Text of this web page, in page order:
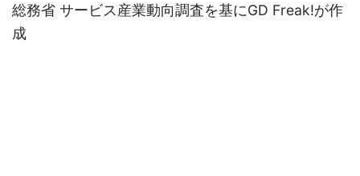
総務省 サービス産業動向調査を基にGD Freak!が作
成